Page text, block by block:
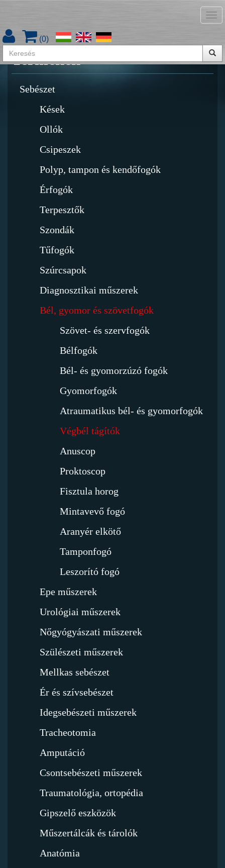
(0)
Termékek
Sebészet
Kések
Ollók
Csipeszek
Polyp, tampon és kendőfogók
Érfogók
Terpesztők
Szondák
Tűfogók
Szúrcsapok
Diagnosztikai műszerek
Bél, gyomor és szövetfogók
Szövet- és szervfogók
Bélfogók
Bél- és gyomorzúzó fogók
Gyomorfogók
Atraumatikus bél- és gyomorfogók
Végbél tágítók
Anuscop
Proktoscop
Fisztula horog
Mintavevő fogó
Aranyér elkötő
Tamponfogó
Leszorító fogó
Epe műszerek
Urológiai műszerek
Nőgyógyászati műszerek
Szülészeti műszerek
Mellkas sebészet
Ér és szívsebészet
Idegsebészeti műszerek
Tracheotomia
Amputáció
Csontsebészeti műszerek
Traumatológia, ortopédia
Gipszelő eszközök
Műszertálcák és tárolók
Anatómia